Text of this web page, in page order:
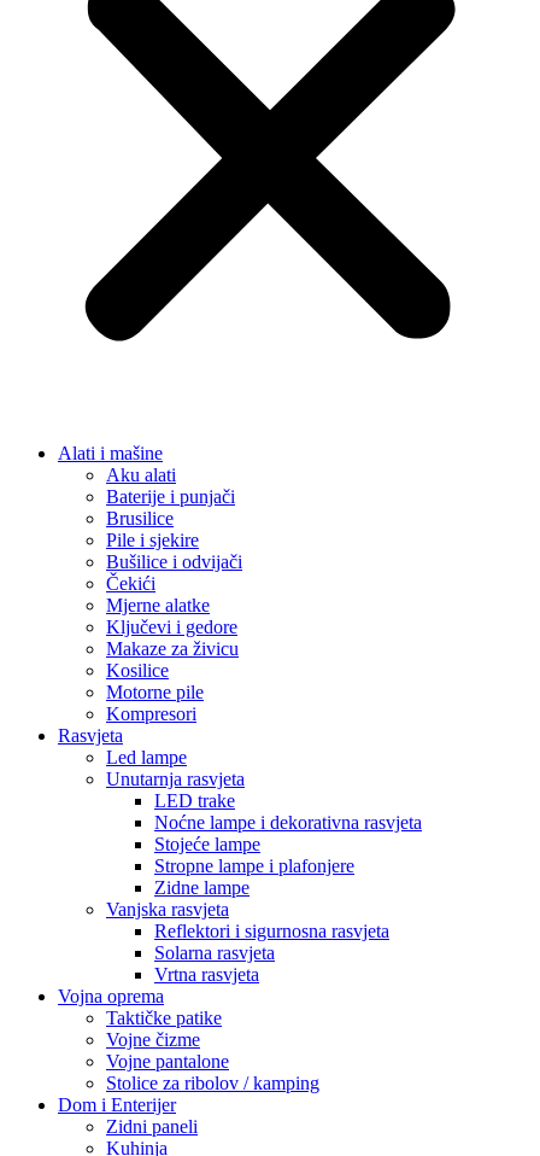
Alati i mašine
Aku alati
Baterije i punjači
Brusilice
Pile i sjekire
Bušilice i odvijači
Čekići
Mjerne alatke
Ključevi i gedore
Makaze za živicu
Kosilice
Motorne pile
Kompresori
Rasvjeta
Led lampe
Unutarnja rasvjeta
LED trake
Noćne lampe i dekorativna rasvjeta
Stojeće lampe
Stropne lampe i plafonjere
Zidne lampe
Vanjska rasvjeta
Reflektori i sigurnosna rasvjeta
Solarna rasvjeta
Vrtna rasvjeta
Vojna oprema
Taktičke patike
Vojne čizme
Vojne pantalone
Stolice za ribolov / kamping
Dom i Enterijer
Zidni paneli
Kuhinja